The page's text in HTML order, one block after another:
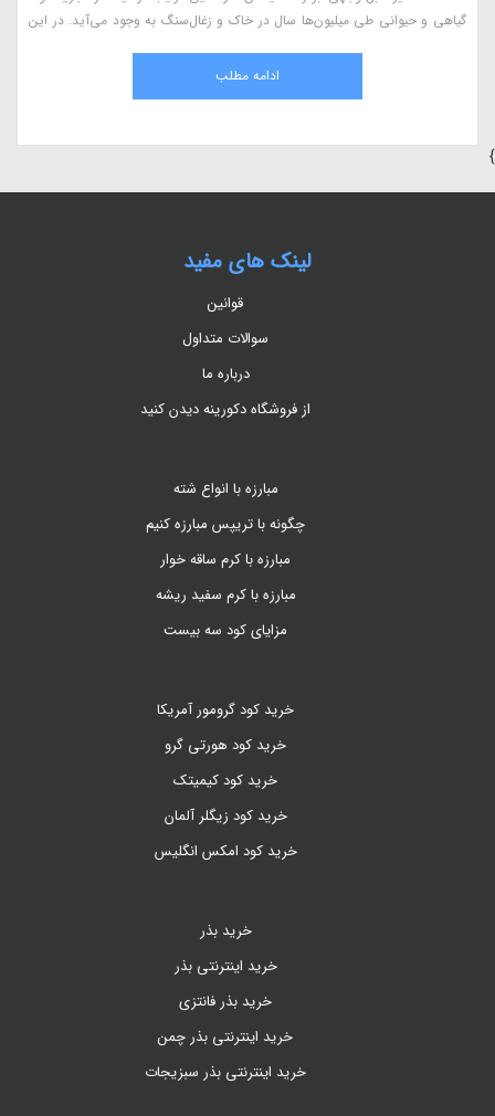
گیاهی و حیوانی طی میلیون‌ها سال در خاک و زغال‌سنگ به وجود می‌آید. در این
طبیعی و اثرات آن بر گیاهان می‌پردازیم.ادامه مطلب
}
لینک های مفید
قوانین
سوالات متداول
درباره ما
از فروشگاه دکورینه دیدن کنید
مبارزه با انواع شته
چگونه با تریپس مبارزه کنیم
مبارزه با کرم ساقه خوار
مبارزه با کرم سفید ریشه
مزایای کود سه بیست
خرید کود گرومور آمریکا
خرید کود هورتی گرو
خرید کود کیمیتک
خرید کود زیگلر آلمان
خرید کود امکس انگلیس
خرید بذر
خرید اینترنتی بذر
خرید بذر فانتزی
خرید اینترنتی بذر چمن
خرید اینترنتی بذر سبزیجات